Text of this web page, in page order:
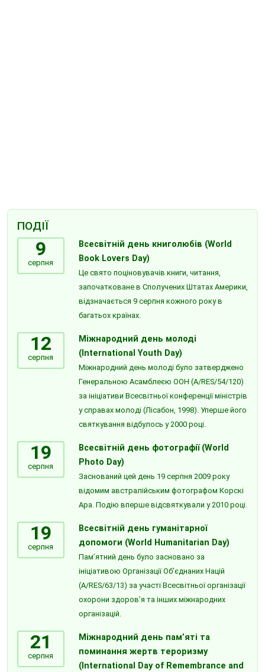
ПОДІЇ
9
серпня
Всесвітній день книголюбів (World
Book Lovers Day)
Це свято поціновувачів книги, читання,
започатковане в Сполучених Штатах Америки,
відзначається 9 серпня кожного року в
багатьох країнах.
12
серпня
Міжнародний день молоді
(International Youth Day)
Міжнародний день молоді було затверджено
Генеральною Асамблеєю ООН (A/RES/54/120)
за ініціативи Всесвітньої конференції міністрів
у справах молоді (Лісабон, 1998). Уперше його
святкування відбулось у 2000 році.
19
серпня
Всесвітній день фотографії (World
Photo Day)
Заснований цей день 19 серпня 2009 року
відомим австралійським фотографом Корскі
Ара. Подію вперше відсвяткували у 2010 році.
19
серпня
Всесвітній день гуманітарної
допомоги (World Humanitarian Day)
Пам’ятний день було засновано за
ініціативою Організації Об’єднаних Націй
(A/RES/63/13) за участі Всесвітньої організації
охорони здоров’я та інших міжнародних
організацій.
21
серпня
Міжнародний день пам’яті та
поминання жертв тероризму
(International Day of Remembrance and